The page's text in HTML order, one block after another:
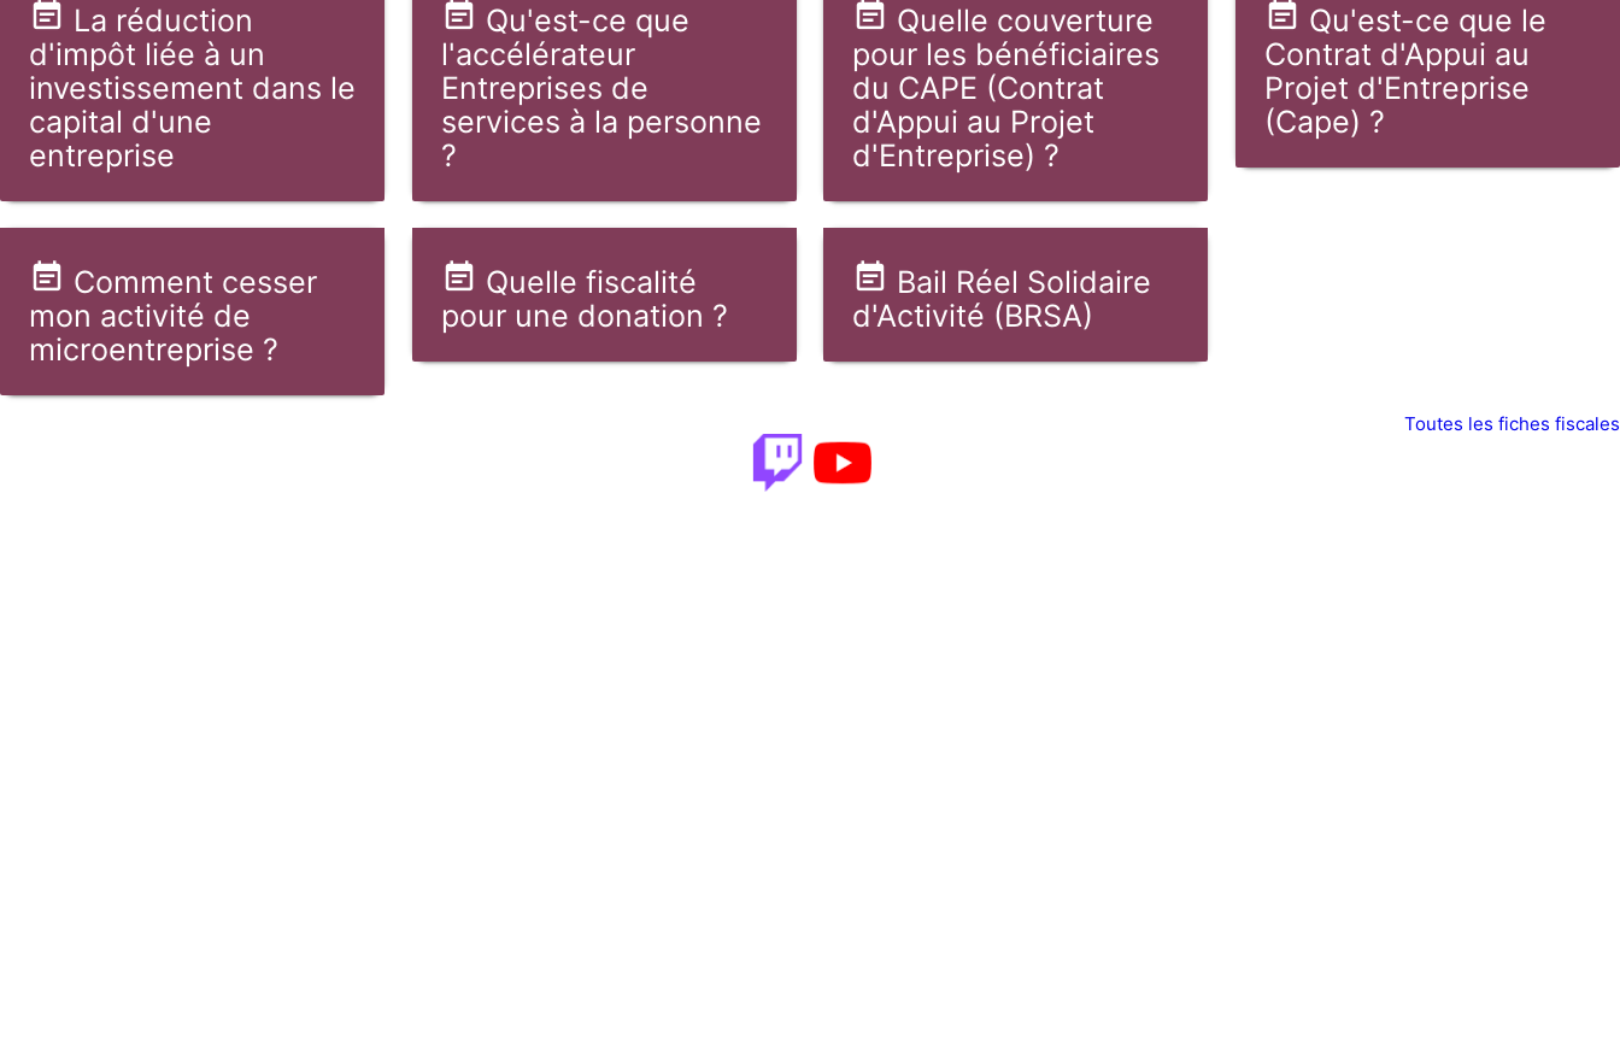
La réduction
d'impôt liée à un
investissement dans le
capital d'une
entreprise
Qu'est-ce que
l'accélérateur
Entreprises de
services à la personne
?
Quelle couverture
pour les bénéficiaires
du CAPE (Contrat
d'Appui au Projet
d'Entreprise) ?
Qu'est-ce que le
Contrat d'Appui au
Projet d'Entreprise
(Cape) ?
Comment cesser
mon activité de
microentreprise ?
Quelle fiscalité
pour une donation ?
Bail Réel Solidaire
d'Activité (BRSA)
Toutes les fiches fiscales